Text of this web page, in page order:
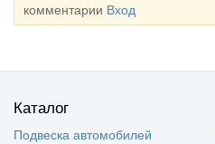
комментарии Вход
Каталог
Подвеска автомобилей